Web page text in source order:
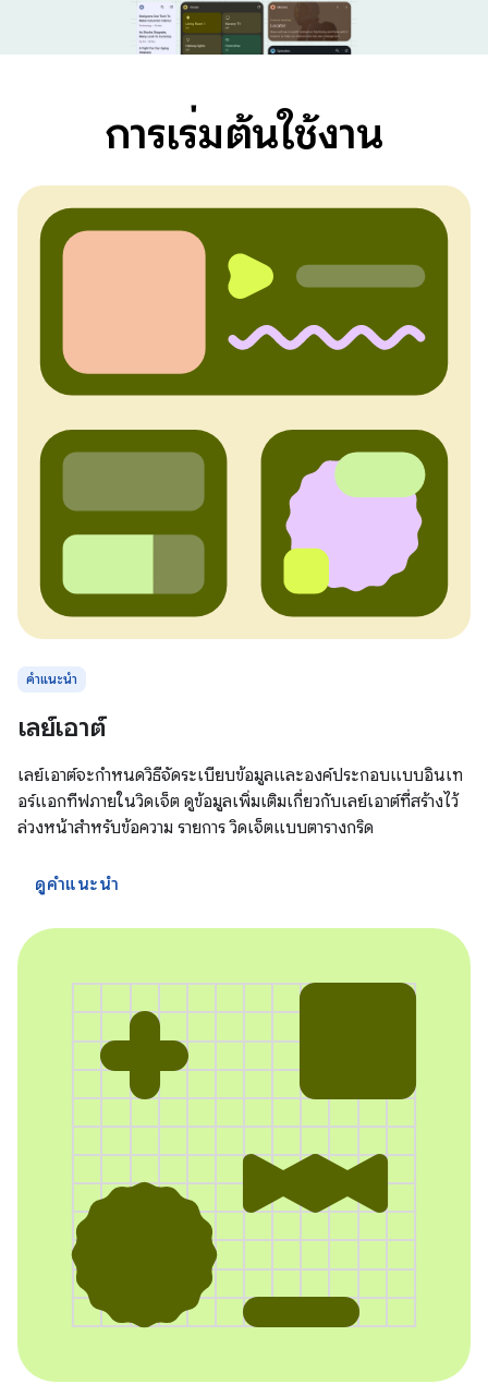
การเริ่มต้นใช้งาน
คำแนะนำ
เลย์เอาต์
เลย์เอาต์จะกำหนดวิธีจัดระเบียบข้อมูลและองค์ประกอบแบบอินเท
อร์แอกทีฟภายในวิดเจ็ต ดูข้อมูลเพิ่มเติมเกี่ยวกับเลย์เอาต์ที่สร้างไว้
ล่วงหน้าสำหรับข้อความ รายการ วิดเจ็ตแบบตารางกริด
ดูคำแนะนำ